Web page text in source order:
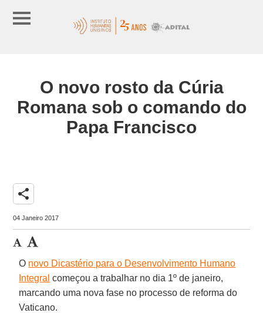
O novo rosto da Cúria
Romana sob o comando do
Papa Francisco
share
04 Janeiro 2017
O novo Dicastério para o Desenvolvimento Humano
Integral começou a trabalhar no dia 1º de janeiro,
marcando uma nova fase no processo de reforma do
Vaticano.